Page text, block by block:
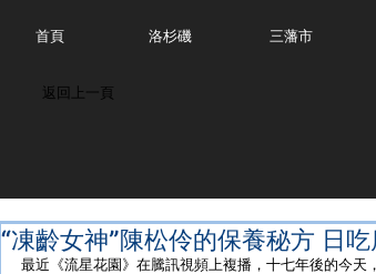
首頁 洛杉磯 三藩市
返回上一頁
“凍齡女神”陳松伶的保養秘方 日
最近《流星花園》在騰訊視頻上複播，十七年後的今天